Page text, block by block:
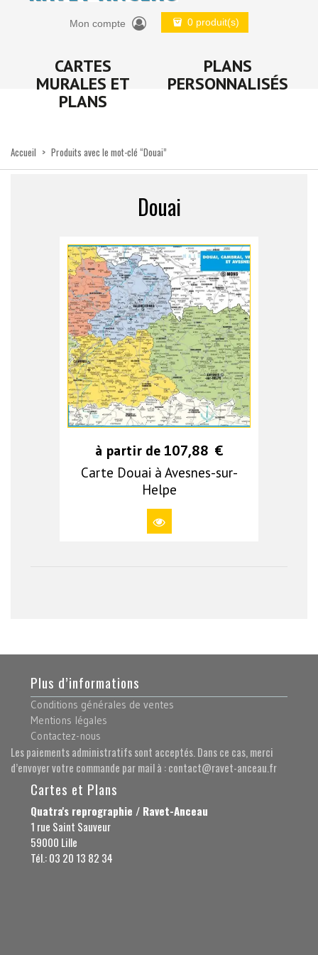
Mon compte 0 produit(s)
CARTES
MURALES ET
PLANS
PLANS
PERSONNALISÉS
Accueil > Produits avec le mot-clé “Douai”
Douai
à partir de 107,88 €
Carte Douai à Avesnes-sur-
Helpe
Plus d’informations
Conditions générales de ventes
Mentions légales
Contactez-nous
Les paiements administratifs sont acceptés. Dans ce cas, merci
d’envoyer votre commande par mail à : contact@ravet-anceau.fr
Cartes et Plans
Quatra's reprographie / Ravet-Anceau
1 rue Saint Sauveur
59000 Lille
Tél.: 03 20 13 82 34